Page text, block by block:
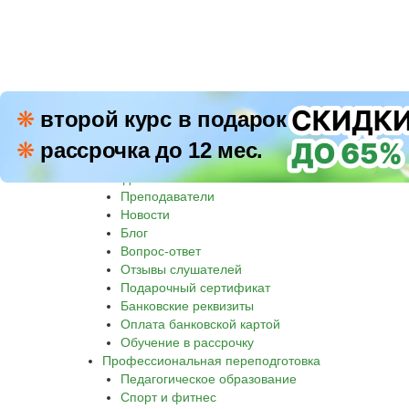
❋ второй курс в подарок
❋ рассрочка до 12 мес.
8 800 500-30-45
Академия
Преподаватели
Новости
Блог
Вопрос-ответ
Отзывы слушателей
Подарочный сертификат
Банковские реквизиты
Оплата банковской картой
Обучение в рассрочку
Профессиональная переподготовка
Педагогическое образование
Спорт и фитнес